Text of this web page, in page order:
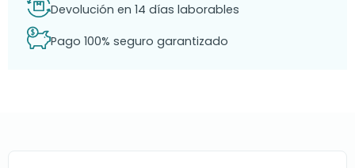
Devolución en 14 días laborables
Pago 100% seguro garantizado